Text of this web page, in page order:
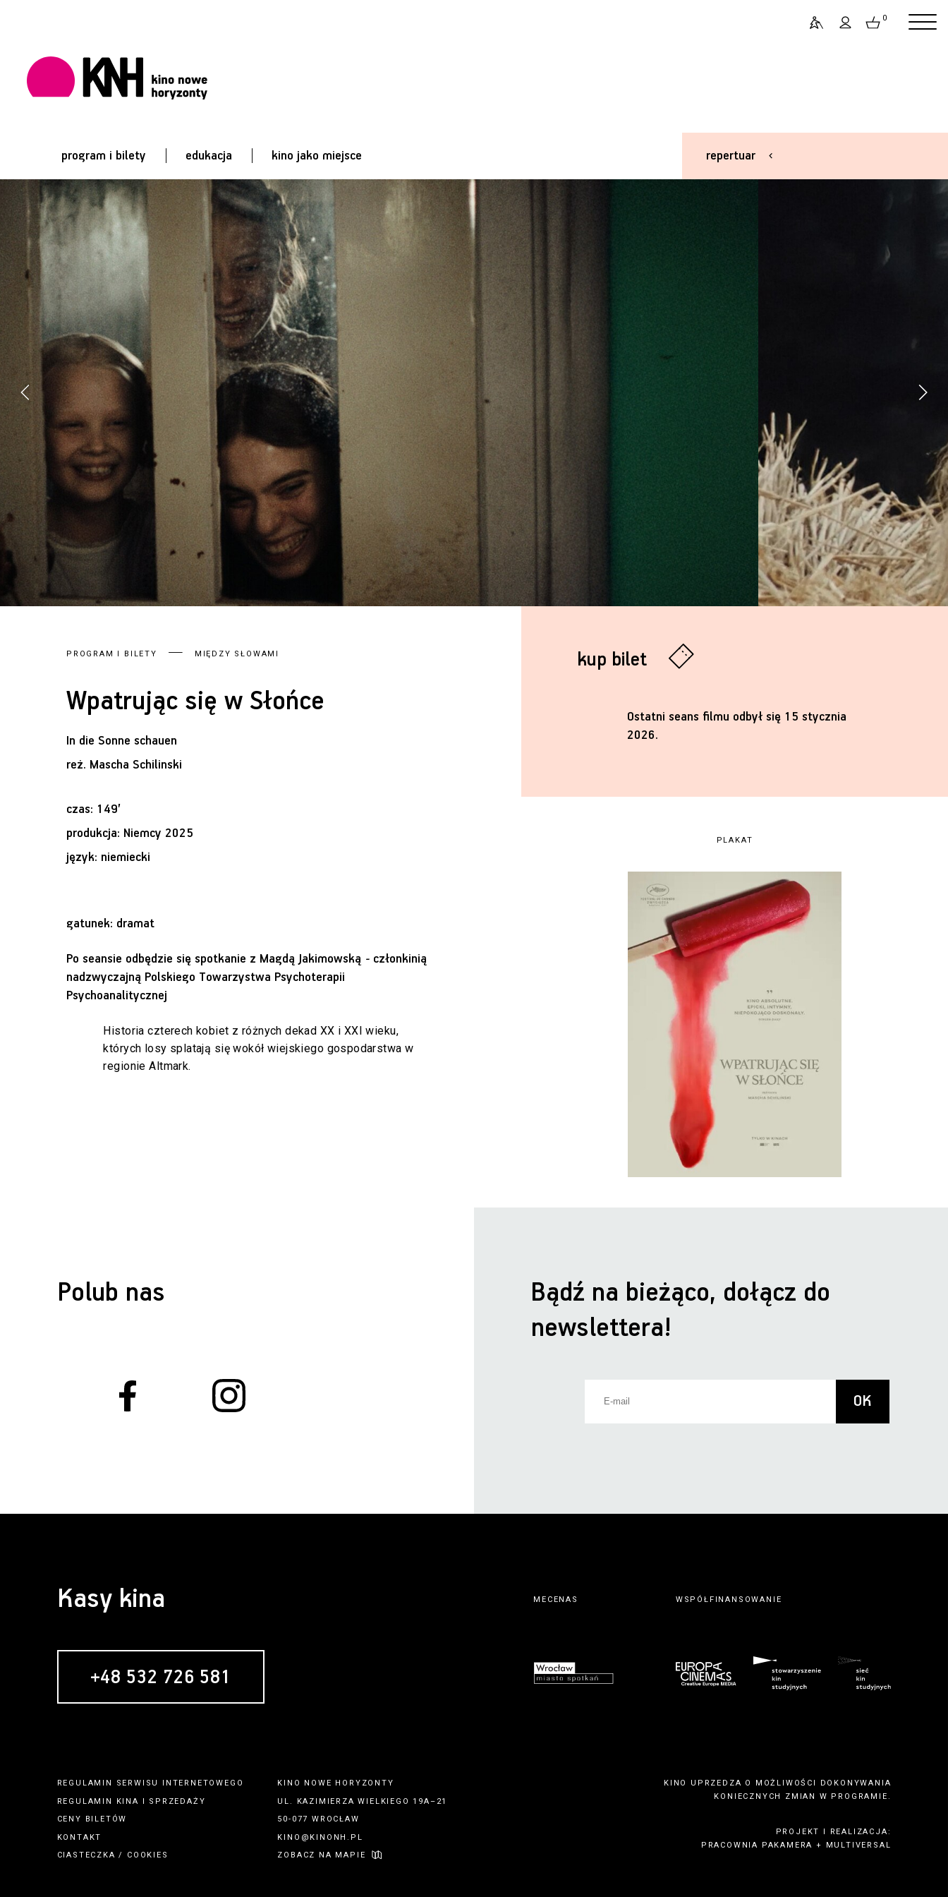
0
program i bilety edukacja kino jako miejsce repertuar
kup bilet
Ostatni seans filmu odbył się 15 stycznia
2026.
PLAKAT
PROGRAM I BILETY MIĘDZY SŁOWAMI
Wpatrując się w Słońce
In die Sonne schauen
reż. Mascha Schilinski
czas: 149’
produkcja: Niemcy 2025
język: niemiecki
gatunek: dramat
Po seansie odbędzie się spotkanie z Magdą Jakimowską - członkinią
nadzwyczajną Polskiego Towarzystwa Psychoterapii
Psychoanalitycznej
Historia czterech kobiet z różnych dekad XX i XXI wieku,
których losy splatają się wokół wiejskiego gospodarstwa w
regionie Altmark.
Polub nas
Bądź na bieżąco, dołącz do
newslettera!
Kasy kina
+48 532 726 581
MECENAS WSPÓŁFINANSOWANIE
REGULAMIN SERWISU INTERNETOWEGO
REGULAMIN
KINA I SPRZEDAŻY
CENY BILETÓW
KONTAKT
CIASTECZKA / COOKIES
KINO NOWE HORYZONTY
UL. KAZIMIERZA WIELKIEGO 19A–21
50-077 WROCŁAW
KINO@KINONH.PL
ZOBACZ NA MAPIE
KINO UPRZEDZA O MOŻLIWOŚCI DOKONYWANIA
KONIECZNYCH ZMIAN W PROGRAMIE.
PROJEKT I REALIZACJA:
PRACOWNIA PAKAMERA + MULTIVERSAL